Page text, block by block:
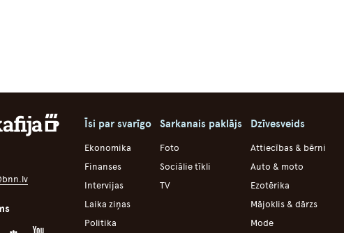
Īsi par svarīgo
Ekonomika
Finanses
Intervijas
Laika ziņas
Politika
Sarkanais paklājs
Foto
Sociālie tīkli
TV
Dzīvesveids
Attiecības & bērni
Auto & moto
Ezotērika
Mājoklis & dārzs
Mode